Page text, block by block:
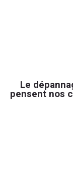
Le
pensent nos